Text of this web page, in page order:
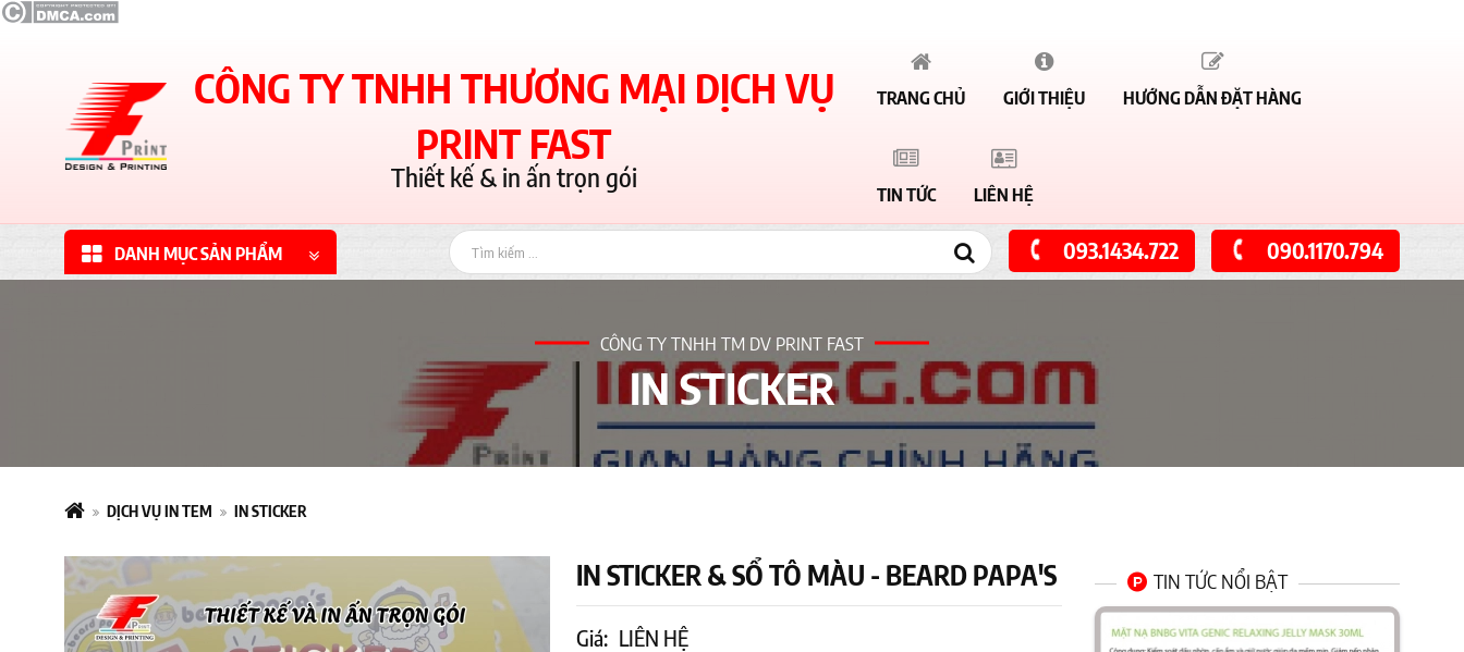
CÔNG TY TNHH THƯƠNG MẠI DỊCH VỤ
PRINT FAST
Thiết kế & in ấn trọn gói
TRANG CHỦ GIỚI THIỆU HƯỚNG DẪN ĐẶT HÀNG
TIN TỨC LIÊN HỆ
DANH MỤC SẢN PHẨM 093.1434.722 090.1170.794
CÔNG TY TNHH TM DV PRINT FAST
IN STICKER
DỊCH VỤ IN TEM IN STICKER
IN STICKER & SỔ TÔ MÀU - BEARD PAPA'S
Giá: LIÊN HỆ
TIN TỨC NỔI BẬT